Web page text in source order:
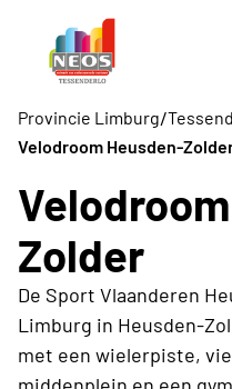
Provincie Limburg/
Velodroom Heusden-
Zolder
De Sport Vlaanderen
Limburg in Heusden-
met een wielerpiste,